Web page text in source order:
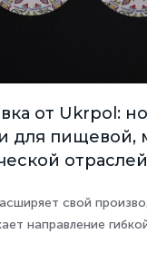
от Ukrpol:
для пищевой,
отраслей
свой
направление